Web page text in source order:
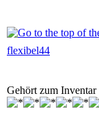
flexibel44
Gehört zum Inventar